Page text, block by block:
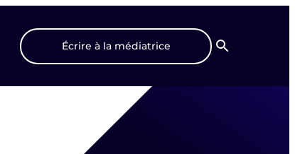
Écrire à la médiatrice
Recherche